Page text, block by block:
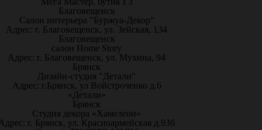
Благовещенск
Салон интерьера "Буржуа-Декор"
Адрес: г. Благовещенск, ул. Зейская, 134
Благовещенск
салон Home Story
Адрес: г. Благовещенск, ул. Мухина, 94
Брянск
Дизайн-студия "Детали"
Адрес: г.Брянск, ул Войстроченко д.6
«Детали»
Брянск
Студия декора «Хамелеон»
г. Брянск, ул. Красноармейская д.93б